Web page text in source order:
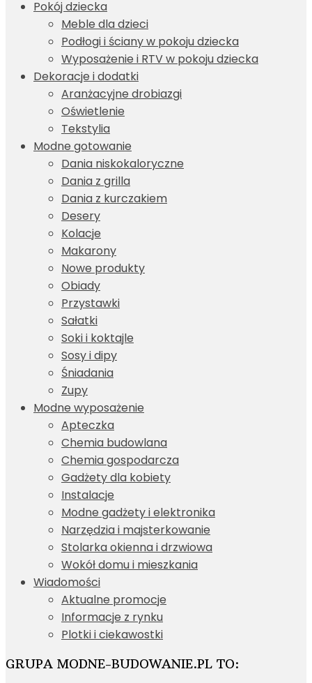
Pokój dziecka
Meble dla dzieci
Podłogi i ściany w pokoju dziecka
Wyposażenie i RTV w pokoju dziecka
Dekoracje i dodatki
Aranżacyjne drobiazgi
Oświetlenie
Tekstylia
Modne gotowanie
Dania niskokaloryczne
Dania z grilla
Dania z kurczakiem
Desery
Kolacje
Makarony
Nowe produkty
Obiady
Przystawki
Sałatki
Soki i koktajle
Sosy i dipy
Śniadania
Zupy
Modne wyposażenie
Apteczka
Chemia budowlana
Chemia gospodarcza
Gadżety dla kobiety
Instalacje
Modne gadżety i elektronika
Narzędzia i majsterkowanie
Stolarka okienna i drzwiowa
Wokół domu i mieszkania
Wiadomości
Aktualne promocje
Informacje z rynku
Plotki i ciekawostki
GRUPA MODNE-BUDOWANIE.PL TO: